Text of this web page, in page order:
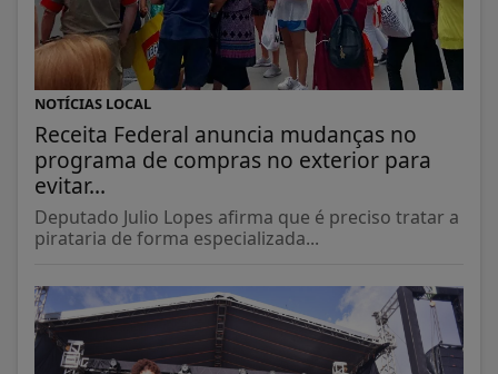
NOTÍCIAS LOCAL
Receita Federal anuncia mudanças no
programa de compras no exterior para
evitar...
Deputado Julio Lopes afirma que é preciso tratar a
pirataria de forma especializada...